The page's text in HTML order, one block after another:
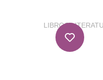
LIBROS/